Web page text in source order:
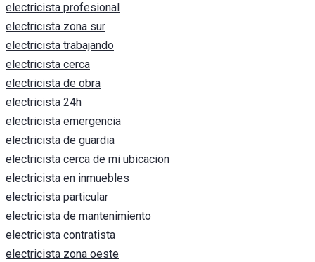
electricista profesional
electricista zona sur
electricista trabajando
electricista cerca
electricista de obra
electricista 24h
electricista emergencia
electricista de guardia
electricista cerca de mi ubicacion
electricista en inmuebles
electricista particular
electricista de mantenimiento
electricista contratista
electricista zona oeste